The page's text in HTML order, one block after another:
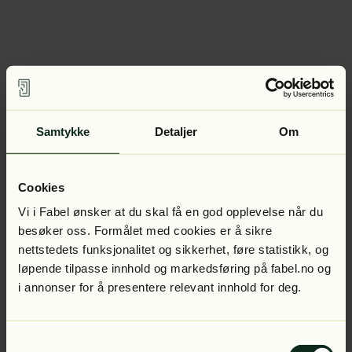
Samtykke Detaljer Om
Cookies
Vi i Fabel ønsker at du skal få en god opplevelse når du
besøker oss. Formålet med cookies er å sikre
nettstedets funksjonalitet og sikkerhet, føre statistikk, og
løpende tilpasse innhold og markedsføring på fabel.no og
i annonser for å presentere relevant innhold for deg.